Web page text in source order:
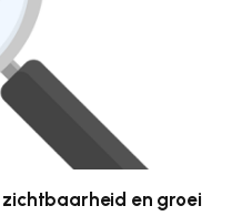
en groei